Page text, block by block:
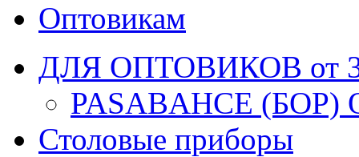
Оптовикам
ДЛЯ ОПТОВИКОВ от
PASABAHCE (БОР)
Столовые приборы